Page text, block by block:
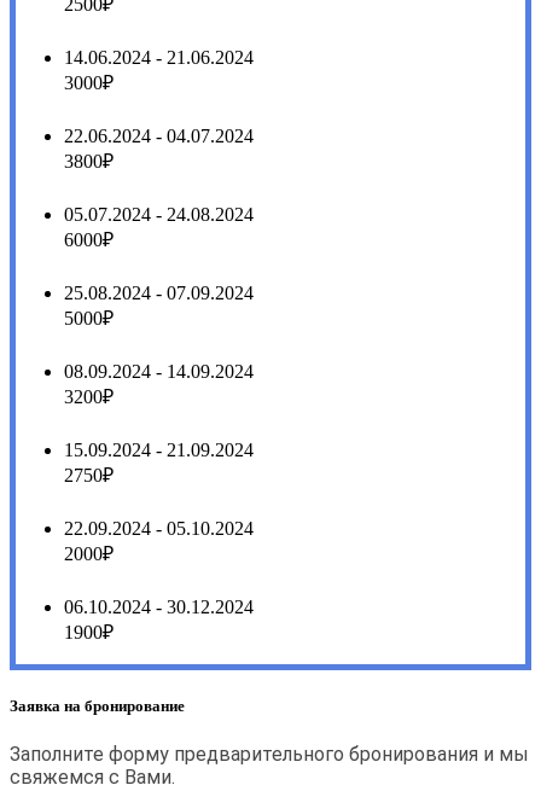
14.06.2024 - 21.06.2024
3000₽
22.06.2024 - 04.07.2024
3800₽
05.07.2024 - 24.08.2024
6000₽
25.08.2024 - 07.09.2024
5000₽
08.09.2024 - 14.09.2024
3200₽
15.09.2024 - 21.09.2024
2750₽
22.09.2024 - 05.10.2024
2000₽
06.10.2024 - 30.12.2024
1900₽
Заявка на бронирование
Заполните форму предварительного бронирования и мы
свяжемся с Вами.